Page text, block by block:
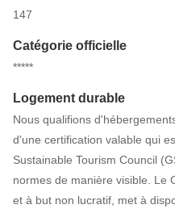
147
Catégorie officielle
*****
Logement durable
Nous qualifions
d'une certification valable qui
Sustainable Tourism Council
normes de manière visible. Le
et à but non lucratif, met à